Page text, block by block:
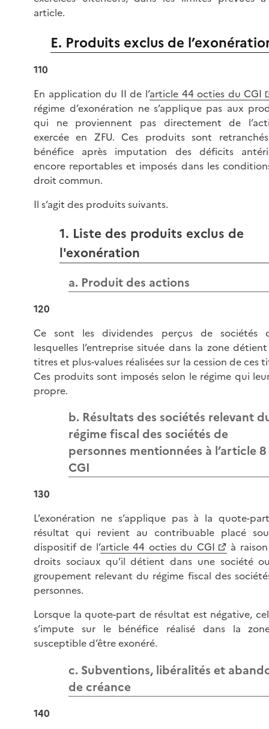
article.
E. Produits exclus de
110
En application du II de l’article 44 octies du CGI
régime d’exonération ne s’applique pas aux
qui ne proviennent pas directement de
exercée en ZFU. Ces produits sont
bénéfice après imputation des déficits
encore reportables et imposés dans les
droit commun.
Il s’agit des produits suivants.
1. Liste des produits exclus de
l'exonération
a. Produit des actions
120
Ce sont les dividendes perçus de sociétés
lesquelles l’entreprise située dans la zone
titres et plus-values réalisées sur la cession de ces
Ces produits sont imposés selon le régime qui
propre.
b. Résultats des sociétés relevant
régime fiscal des sociétés de
personnes mentionnées à l’article
CGI
130
L’exonération ne s’applique pas à la quote-
résultat qui revient au contribuable placé
dispositif de l’article 44 octies du CGI
à
droits sociaux qu’il détient dans une société
groupement relevant du régime fiscal des
personnes.
Lorsque la quote-part de résultat est négative,
s’impute sur le bénéfice réalisé dans la
susceptible d’être exonéré.
c. Subventions, libéralités et
de créance
140